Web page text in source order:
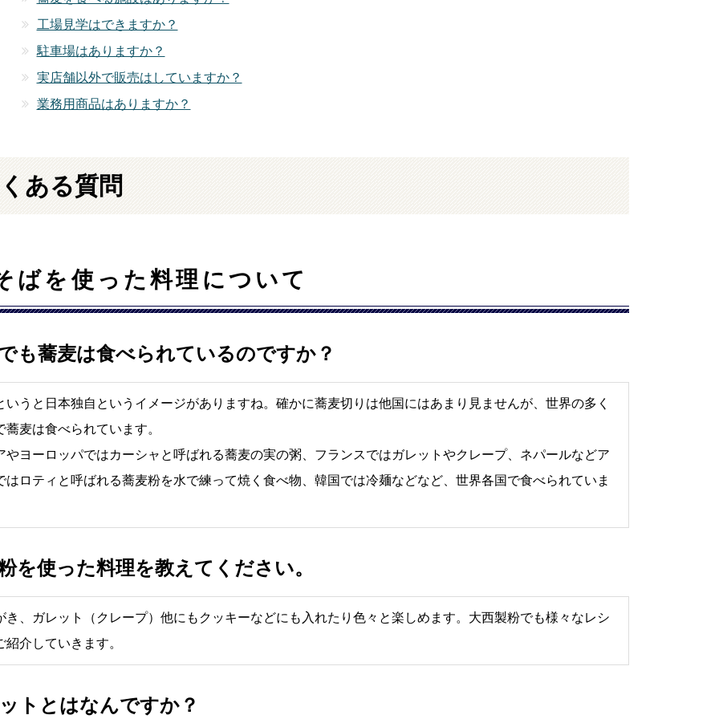
工場見学はできますか？
駐車場はありますか？
実店舗以外で販売はしていますか？
業務用商品はありますか？
ある質問
ばを使った料理について
も蕎麦は食べられているのですか？
いうと日本独自というイメージがありますね。確かに蕎麦切りは他国にはあまり見ませんが、世界の多く
蕎麦は食べられています。
やヨーロッパではカーシャと呼ばれる蕎麦の実の粥、フランスではガレットやクレープ、ネパールなどア
はロティと呼ばれる蕎麦粉を水で練って焼く食べ物、韓国では冷麺などなど、世界各国で食べられていま
を使った料理を教えてください。
き、ガレット（クレープ）他にもクッキーなどにも入れたり色々と楽しめます。大西製粉でも様々なレシ
紹介していきます。
トとはなんですか？